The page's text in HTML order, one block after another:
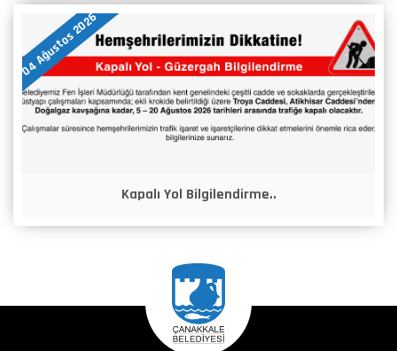
04 Ağustos 2026
Kapalı Yol Bilgilendirme..